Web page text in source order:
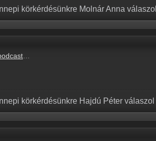
körkérdésünkre Molnár Anna
90e7-47fe-9cd634a60809.mp3
körkérdésünkre Hajdú Péter válaszol